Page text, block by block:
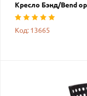
Кресло Бэнд/Bend
Код: 13665